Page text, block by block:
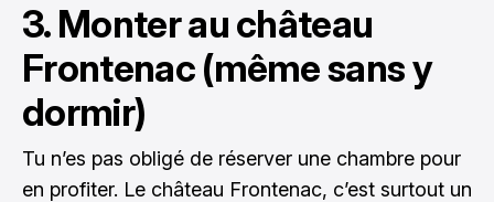
3. Monter au château
Frontenac (même sans y
dormir)
Tu n’es pas obligé de réserver une chambre pour
en profiter. Le château Frontenac, c’est surtout un